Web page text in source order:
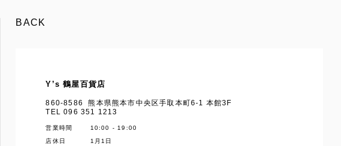
BACK
Y’s 鶴屋百貨店
860-8586 熊本県熊本市中央区手取本町6-1 本館3F
TEL 096 351 1213
営業時間
10:00 - 19:00
店休日
1月1日